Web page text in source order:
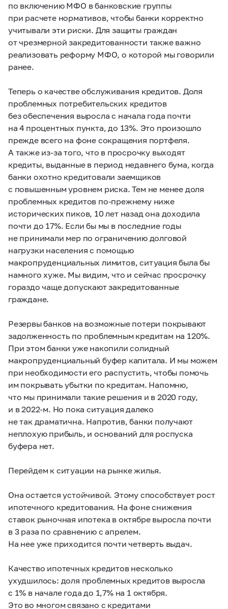
по включению МФО в банковские группы
при расчете нормативов, чтобы банки корректно
учитывали эти риски. Для защиты граждан
от чрезмерной закредитованности также важно
реализовать реформу МФО, о которой мы говорили
ранее.
Теперь о качестве обслуживания кредитов. Доля
проблемных потребительских кредитов
без обеспечения выросла с начала года почти
на 4 процентных пункта, до 13%. Это произошло
прежде всего на фоне сокращения портфеля.
А также из-за того, что в просрочку выходят
кредиты, выданные в период недавнего бума, когда
банки охотно кредитовали заемщиков
с повышенным уровнем риска. Тем не менее доля
проблемных кредитов по-прежнему ниже
исторических пиков, 10 лет назад она доходила
почти до 17%. Если бы мы в последние годы
не принимали мер по ограничению долговой
нагрузки населения с помощью
макропруденциальных лимитов, ситуация была бы
намного хуже. Мы видим, что и сейчас просрочку
гораздо чаще допускают закредитованные
граждане.
Резервы банков на возможные потери покрывают
задолженность по проблемным кредитам на 120%.
При этом банки уже накопили солидный
макропруденциальный буфер капитала. И мы можем
при необходимости его распустить, чтобы помочь
им покрывать убытки по кредитам. Напомню,
что мы принимали такие решения и в 2020 году,
и в 2022-м. Но пока ситуация далеко
не так драматична. Напротив, банки получают
неплохую прибыль, и оснований для роспуска
буфера нет.
Перейдем к ситуации на рынке жилья.
Она остается устойчивой. Этому способствует рост
ипотечного кредитования. На фоне снижения
ставок рыночная ипотека в октябре выросла почти
в 3 раза по сравнению с апрелем.
На нее уже приходится почти четверть выдач.
Качество ипотечных кредитов несколько
ухудшилось: доля проблемных кредитов выросла
с 1% в начале года до 1,7% на 1 октября.
Это во многом связано с кредитами